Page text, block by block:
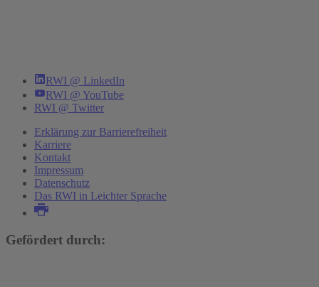
RWI @ LinkedIn
RWI @ YouTube
RWI @ Twitter
Erklärung zur Barrierefreiheit
Karriere
Kontakt
Impressum
Datenschutz
Das RWI in Leichter Sprache
Gefördert durch: